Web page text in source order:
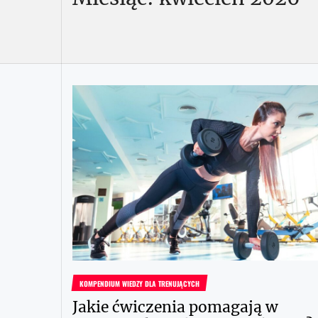
KOMPENDIUM WIEDZY DLA TRENUJĄCYCH
Jakie ćwiczenia pomagają w